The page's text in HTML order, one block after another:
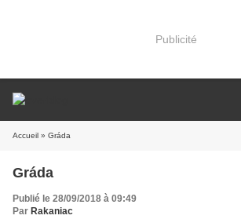
Publicité
Accueil » Gráda
Gráda
Publié le 28/09/2018 à 09:49
Par Rakaniac